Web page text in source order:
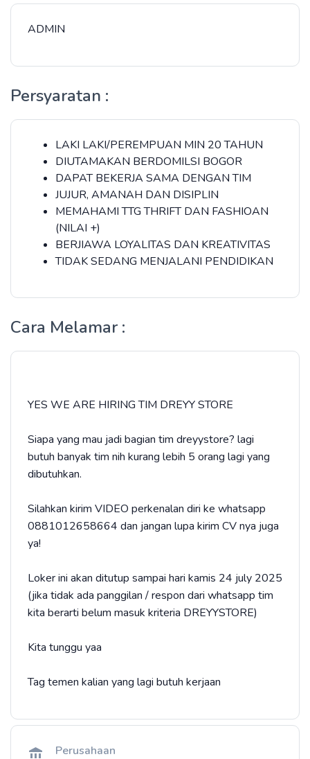
ADMIN
Persyaratan :
LAKI LAKI/PEREMPUAN MIN 20 TAHUN
DIUTAMAKAN BERDOMILSI BOGOR
DAPAT BEKERJA SAMA DENGAN TIM
JUJUR, AMANAH DAN DISIPLIN
MEMAHAMI TTG THRIFT DAN FASHIOAN
(NILAI +)
BERJIAWA LOYALITAS DAN KREATIVITAS
TIDAK SEDANG MENJALANI PENDIDIKAN
Cara Melamar :
YES WE ARE HIRING TIM DREYY STORE
Siapa yang mau jadi bagian tim dreyystore? lagi
butuh banyak tim nih kurang lebih 5 orang lagi yang
dibutuhkan.
Silahkan kirim VIDEO perkenalan diri ke whatsapp
0881012658664 dan jangan lupa kirim CV nya juga
ya!
Loker ini akan ditutup sampai hari kamis 24 july 2025
(jika tidak ada panggilan / respon dari whatsapp tim
kita berarti belum masuk kriteria DREYYSTORE)
Kita tunggu yaa
Tag temen kalian yang lagi butuh kerjaan
Perusahaan